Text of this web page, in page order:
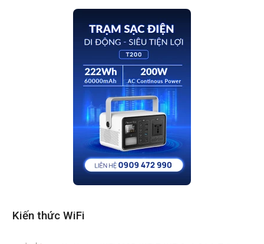
Kiến thức WiFi